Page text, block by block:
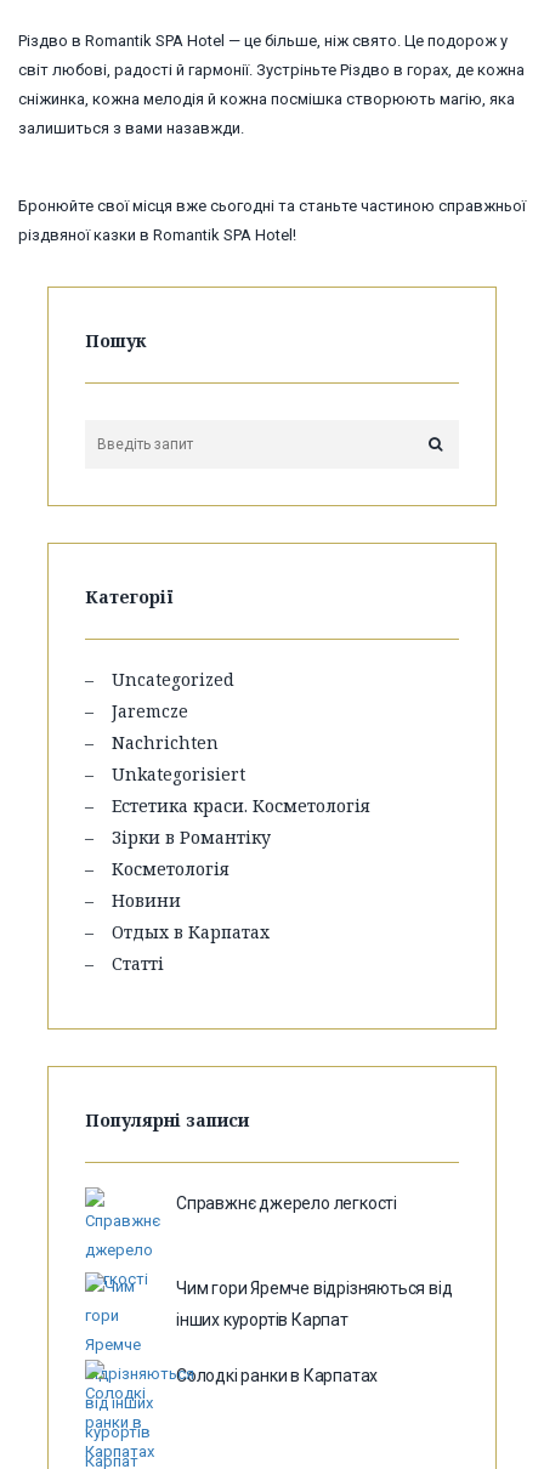
Різдво в Romantik SPA Hotel — це більше, ніж свято. Це подорож у
світ любові, радості й гармонії. Зустріньте Різдво в горах, де кожна
сніжинка, кожна мелодія й кожна посмішка створюють магію, яка
залишиться з вами назавжди.
Бронюйте свої місця вже сьогодні та станьте частиною справжньої
різдвяної казки в Romantik SPA Hotel!
Пошук
Категорії
Uncategorized
Jaremcze
Nachrichten
Unkategorisiert
Естетика краси. Косметологія
Зірки в Романтіку
Косметологія
Новини
Отдых в Карпатах
Статті
Популярні записи
Справжнє джерело легкості
Чим гори Яремче відрізняються від
інших курортів Карпат
Солодкі ранки в Карпатах